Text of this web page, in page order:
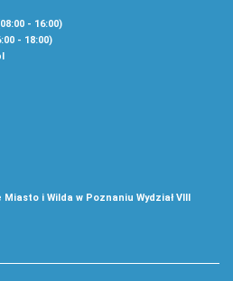
- 16:00)
- 18:00)
i Wilda w Poznaniu Wydział VIII